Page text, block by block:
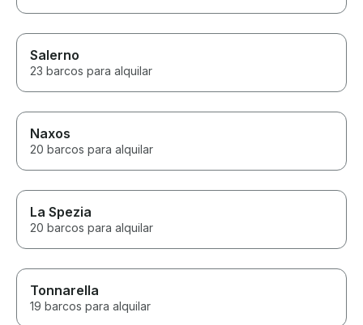
Salerno
23 barcos para alquilar
Naxos
20 barcos para alquilar
La Spezia
20 barcos para alquilar
Tonnarella
19 barcos para alquilar